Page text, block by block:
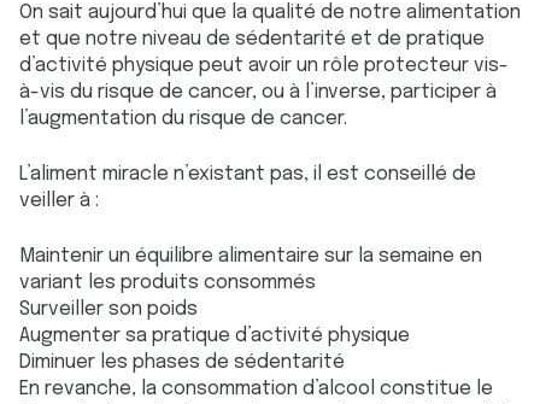
On sait aujourd’hui que la qualité de notre alimentation
et que notre niveau de sédentarité et de pratique
d’activité physique peut avoir un rôle protecteur vis-
à-vis du risque de cancer, ou à l’inverse, participer à
l’augmentation du risque de cancer.
L’aliment miracle n’existant pas, il est conseillé de
veiller à :
Maintenir un équilibre alimentaire sur la semaine en
variant les produits consommés
Surveiller son poids
Augmenter sa pratique d’activité physique
Diminuer les phases de sédentarité
En revanche, la consommation d’alcool constitue le